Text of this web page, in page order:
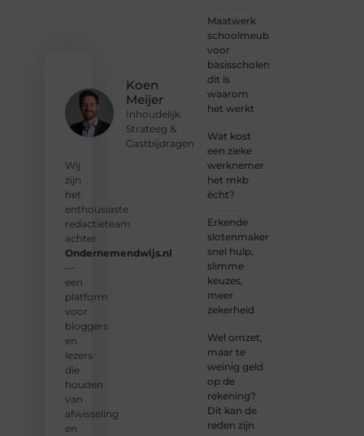
Koen
Meijer
Inhoudelijk
Strateeg &
Gastbijdragen
Wij
zijn
het
enthousiaste
redactieteam
achter
Ondernemendwijs.nl
—
een
platform
voor
bloggers
en
lezers
die
houden
van
afwisseling
en
Maatwerk
schoolmeubilair
voor
basisscholen:
dit is
waarom
het werkt
Wat kost
een zieke
werknemer
het mkb
écht?
Erkende
slotenmakers:
snel hulp,
slimme
keuzes,
meer
zekerheid
Wel omzet,
maar te
weinig geld
op de
rekening?
Dit kan de
reden zijn